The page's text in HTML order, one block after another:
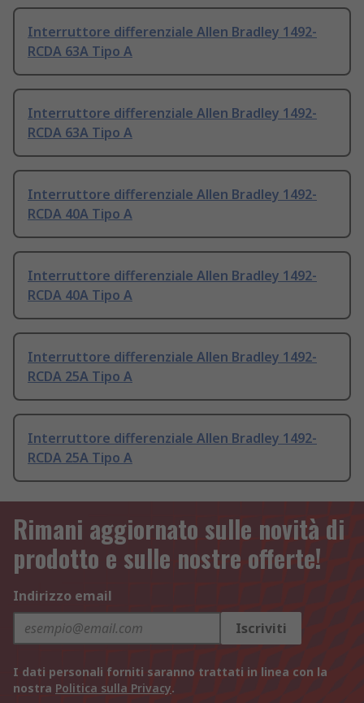
Interruttore differenziale Allen Bradley 1492-
RCDA 63A Tipo A
Interruttore differenziale Allen Bradley 1492-
RCDA 63A Tipo A
Interruttore differenziale Allen Bradley 1492-
RCDA 40A Tipo A
Interruttore differenziale Allen Bradley 1492-
RCDA 40A Tipo A
Interruttore differenziale Allen Bradley 1492-
RCDA 25A Tipo A
Interruttore differenziale Allen Bradley 1492-
RCDA 25A Tipo A
Rimani aggiornato sulle novità di
prodotto e sulle nostre offerte!
Indirizzo email
Iscriviti
I dati personali forniti saranno trattati in linea con la
nostra Politica sulla Privacy.